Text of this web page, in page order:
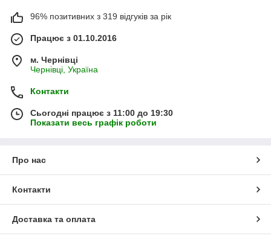
96% позитивних з 319 відгуків за рік
Працює з 01.10.2016
м. Чернівці
Чернівці, Україна
Контакти
Сьогодні працює з 11:00 до 19:30
Показати весь графік роботи
Про нас
Контакти
Доставка та оплата